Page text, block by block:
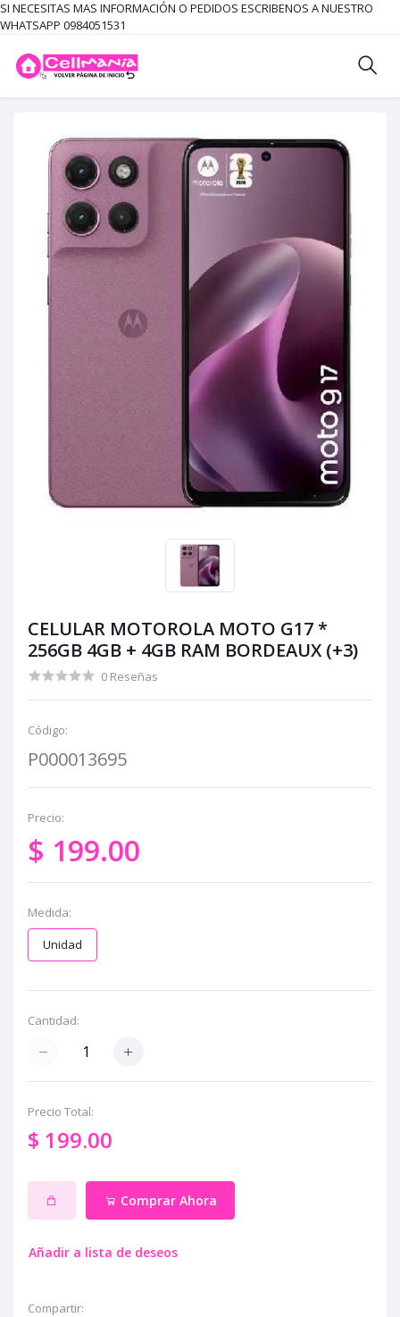
SI NECESITAS MAS INFORMACIÓN O PEDIDOS ESCRIBENOS A NUESTRO
WHATSAPP 0984051531
CELULAR MOTOROLA MOTO G17 *
256GB 4GB + 4GB RAM BORDEAUX (+3)
0 Reseñas
Código:
P000013695
Precio:
$ 199.00
Medida:
Unidad
Cantidad:
Precio Total:
$ 199.00
Comprar Ahora
Añadir a lista de deseos
Compartir: